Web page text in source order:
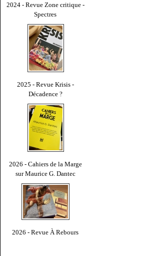
2024 - Revue Zone critique -
Spectres
2025 - Revue Krisis -
Décadence ?
2026 - Cahiers de la Marge
sur Maurice G. Dantec
2026 - Revue À Rebours